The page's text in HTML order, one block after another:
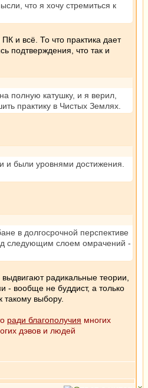
что я хочу стремиться к
и всё. То что практика дает
подтверждения, что так и
полную катушку, и я верил,
практику в Чистых Землях.
и были уровнями достижения.
в долгосрочной перспективе
следующим слоем омрачений -
радикальные теории,
- вообще не буддист, а только
такому выбору.
ради благополучия многих
дэвов и людей